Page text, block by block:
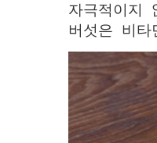
자극적이지
버섯은 비